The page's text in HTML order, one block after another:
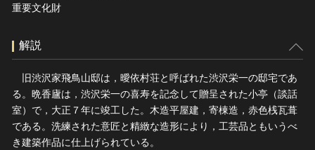
重要文化財
解説
旧渋沢家飛鳥山邸は，曖依村荘と呼ばれた渋沢栄一の邸宅であ
る。晩香廬は，渋沢栄一の喜寿を記念して贈呈された小亭（談話
室）で，大正７年に竣工した。木造平屋建，寄棟造，赤色桟瓦葺
である。洗練された意匠と精緻な造形により，工芸品ともいうべ
き建築作品に仕上げられている。